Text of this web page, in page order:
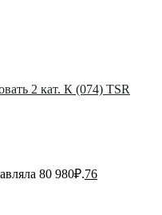
80 980₽.76